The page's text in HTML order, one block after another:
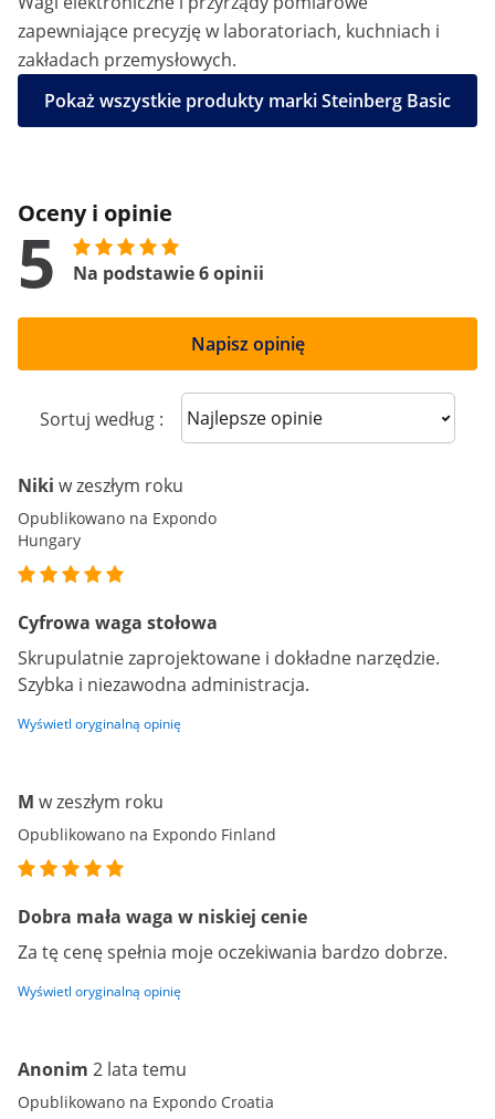
zapewniające precyzję w laboratoriach, kuchniach i
zakładach przemysłowych.
Pokaż wszystkie produkty marki Steinberg Basic
Oceny i opinie
5 Na podstawie 6 opinii
Napisz opinię
Sortuj według : Sort reviews
Niki w zeszłym roku
Opublikowano na Expondo
Hungary
Cyfrowa waga stołowa
Skrupulatnie zaprojektowane i dokładne narzędzie.
Szybka i niezawodna administracja.
Wyświetl oryginalną opinię
M w zeszłym roku
Opublikowano na Expondo Finland
Dobra mała waga w niskiej cenie
Za tę cenę spełnia moje oczekiwania bardzo dobrze.
Wyświetl oryginalną opinię
Anonim 2 lata temu
Opublikowano na Expondo Croatia